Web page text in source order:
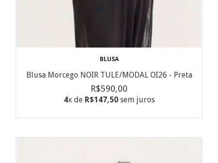
BLUSA
Blusa Morcego NOIR TULE/MODAL OI26 - Preta
R$590,00
4x de R$147,50sem juros